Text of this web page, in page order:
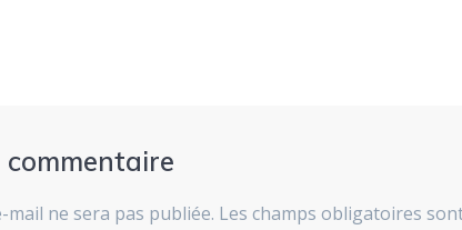
commentaire
mail ne sera pas publiée. Les champs obligatoires